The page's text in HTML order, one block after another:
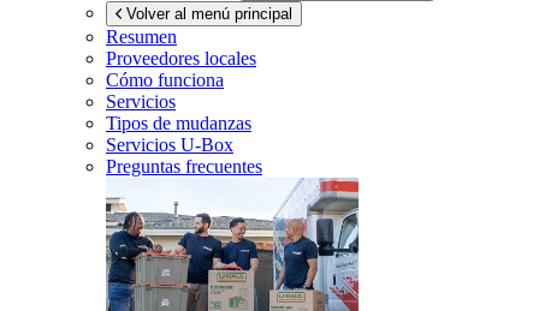
Volver al menú principal
Resumen
Proveedores locales
Cómo funciona
Servicios
Tipos de mudanzas
Servicios U-Box
Preguntas frecuentes